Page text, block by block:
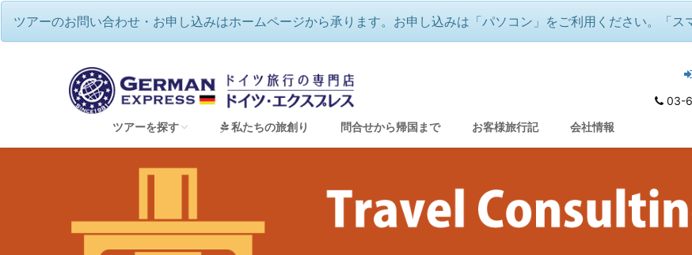
ツアーのお問い合わせ・お申し込みはホームページから承ります。お申し込みは「パソコン」をご利用ください。「ス
03-
ツアーを探す
すべてのツアーを見る
音楽の国ドイツ♪本場で名曲を聴く（音楽祭ツアー多数！）
私たちの旅創り 問合せから帰国まで お客様旅行記 会社情報